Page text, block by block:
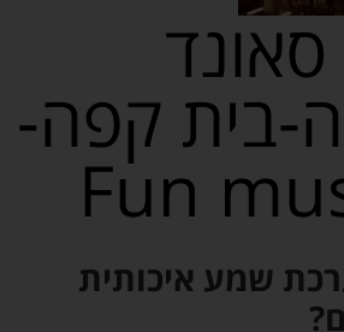
בית קפה-
Fun
שמע איכותית